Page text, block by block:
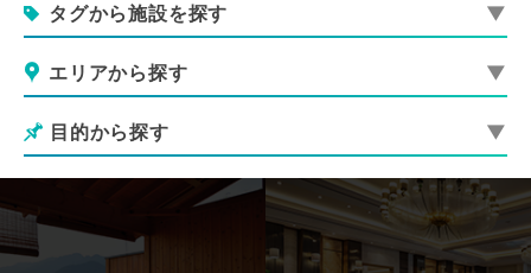
タグから施設を探す
エリアから探す
目的から探す